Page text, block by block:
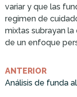
variar y que las
regimen de
mixtas subrayan
de un enfoque
ANTERIOR